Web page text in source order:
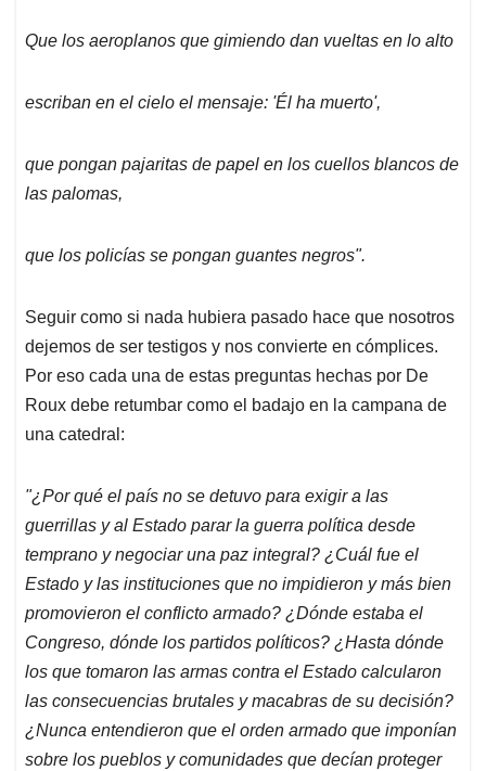
Que los aeroplanos que gimiendo dan vueltas en lo alto
escriban en el cielo el mensaje: 'Él ha muerto',
que pongan pajaritas de papel en los cuellos blancos de
las palomas,
que los policías se pongan guantes negros".
Seguir como si nada hubiera pasado hace que nosotros
dejemos de ser testigos y nos convierte en cómplices.
Por eso cada una de estas preguntas hechas por De
Roux debe retumbar como el badajo en la campana de
una catedral:
"¿Por qué el país no se detuvo para exigir a las
guerrillas y al Estado parar la guerra política desde
temprano y negociar una paz integral? ¿Cuál fue el
Estado y las instituciones que no impidieron y más bien
promovieron el conflicto armado? ¿Dónde estaba el
Congreso, dónde los partidos políticos? ¿Hasta dónde
los que tomaron las armas contra el Estado calcularon
las consecuencias brutales y macabras de su decisión?
¿Nunca entendieron que el orden armado que imponían
sobre los pueblos y comunidades que decían proteger